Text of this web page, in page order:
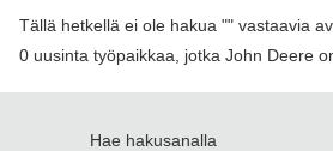
Tällä hetkellä ei ole hakua "" vastaavia
0 uusinta työpaikkaa, jotka John Deere
Hae hakusanalla